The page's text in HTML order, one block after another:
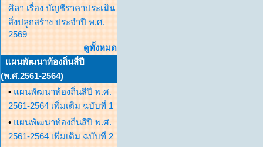
ศิลา เรื่อง บัญชีราคาประเมิน
สิ่งปลูกสร้าง ประจำปี พ.ศ.
2569
ดูทั้งหมด
แผนพัฒนาท้องถิ่นสี่ปี
(พ.ศ.2561-2564)
• แผนพัฒนาท้องถิ่นสีปี พ.ศ.
2561-2564 เพิ่มเติม ฉบับที่ 1
• แผนพัฒนาท้องถิ่นสีปี พ.ศ.
2561-2564 เพิ่มเติม ฉบับที่ 2